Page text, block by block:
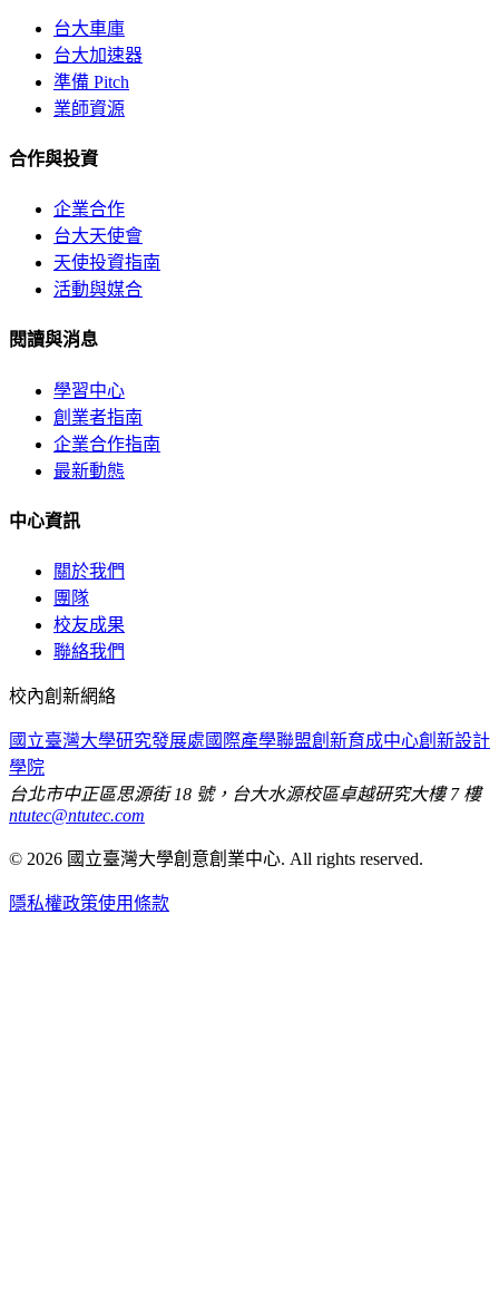
台大車庫
台大加速器
準備 Pitch
業師資源
合作與投資
企業合作
台大天使會
天使投資指南
活動與媒合
閱讀與消息
學習中心
創業者指南
企業合作指南
最新動態
中心資訊
關於我們
團隊
校友成果
聯絡我們
校內創新網絡
國立臺灣大學研究發展處 國際產學聯盟創新育成中心創新設計
學院
台北市中正區思源街 18 號，台大水源校區卓越研究大樓 7 樓
ntutec@ntutec.com
© 2026 國立臺灣大學創意創業中心. All rights reserved.
隱私權政策使用條款